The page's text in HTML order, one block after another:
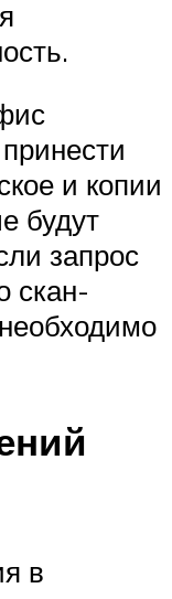
и копии
будут
запрос
скан-
в